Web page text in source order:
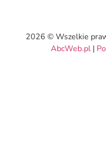
2026 © Wszelkie
AbcWeb.pl|